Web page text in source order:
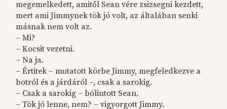
megemelkedett, amitől Sean vére zsizsegni kezdett,
mert ami Jimmynek tök jó volt, az általában senki
másnak nem volt az.
– Mi?
– Kocsit vezetni.
– Na ja.
– Értitek – mutatott körbe Jimmy, megfeledkezve a
botról és a járdáról –, csak a sarokig.
– Csak a sarokig – bólintott Sean.
– Tök jó lenne, nem? – vigyorgott Jimmy.